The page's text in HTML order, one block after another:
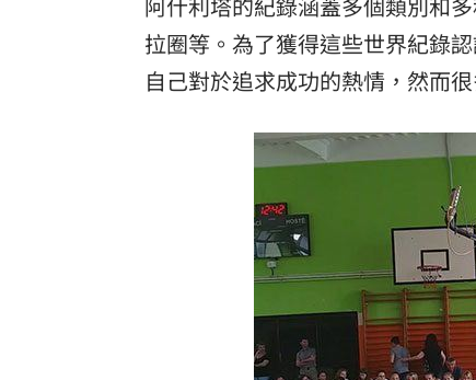
拉圈等。為了獲得這些世界紀錄
自己對於追求成功的熱情，然而